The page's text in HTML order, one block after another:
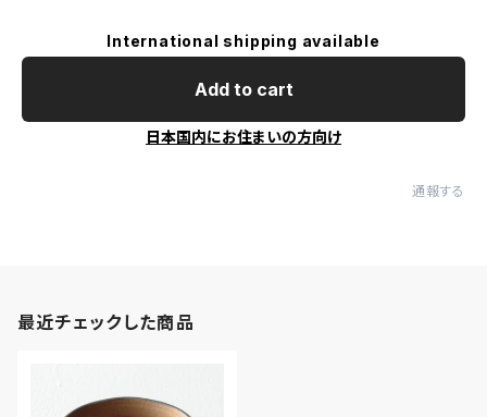
International shipping available
Add to cart
日本国内にお住まいの方向け
通報する
最近チェックした商品